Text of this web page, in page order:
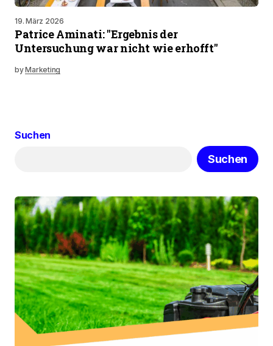
19. März 2026
Patrice Aminati: "Ergebnis der
Untersuchung war nicht wie erhofft"
byMarketing
Suchen
Suchen